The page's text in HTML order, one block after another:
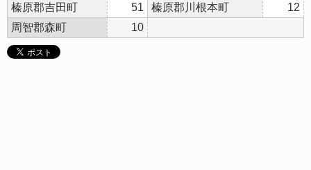
榛原郡吉田町
51 榛原郡川根本町
12
周智郡森町
10